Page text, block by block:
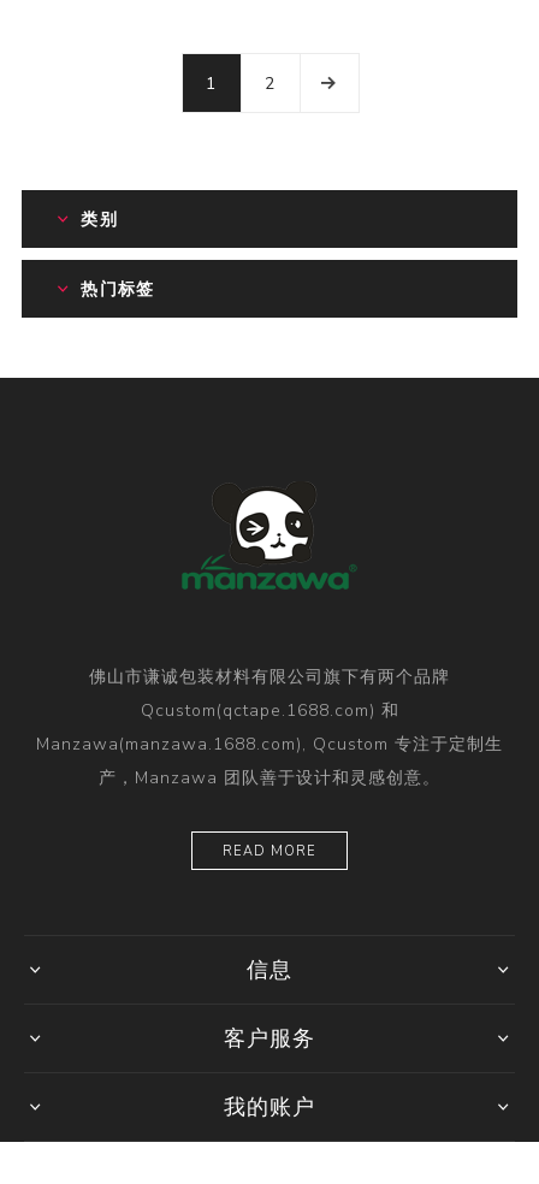
1 2
类别
热门标签
佛山市谦诚包装材料有限公司旗下有两个品牌
Qcustom(qctape.1688.com) 和
Manzawa(manzawa.1688.com), Qcustom 专注于定制生
产，Manzawa 团队善于设计和灵感创意。
READ MORE
信息
客户服务
我的账户